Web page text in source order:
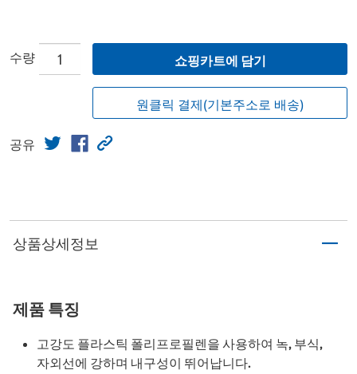
수량 쇼핑카트에 담기
원클릭 결제(기본주소로 배송)
공유
상품상세정보
제품 특징
고강도 플라스틱 폴리프로필렌을 사용하여 녹, 부식,
자외선에 강하며 내구성이 뛰어납니다.